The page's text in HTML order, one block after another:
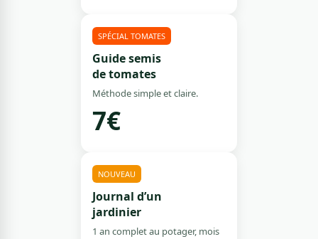
SPÉCIAL TOMATES
Guide semis
de tomates
Méthode simple et claire.
7€
NOUVEAU
Journal d’un
jardinier
1 an complet au potager, mois